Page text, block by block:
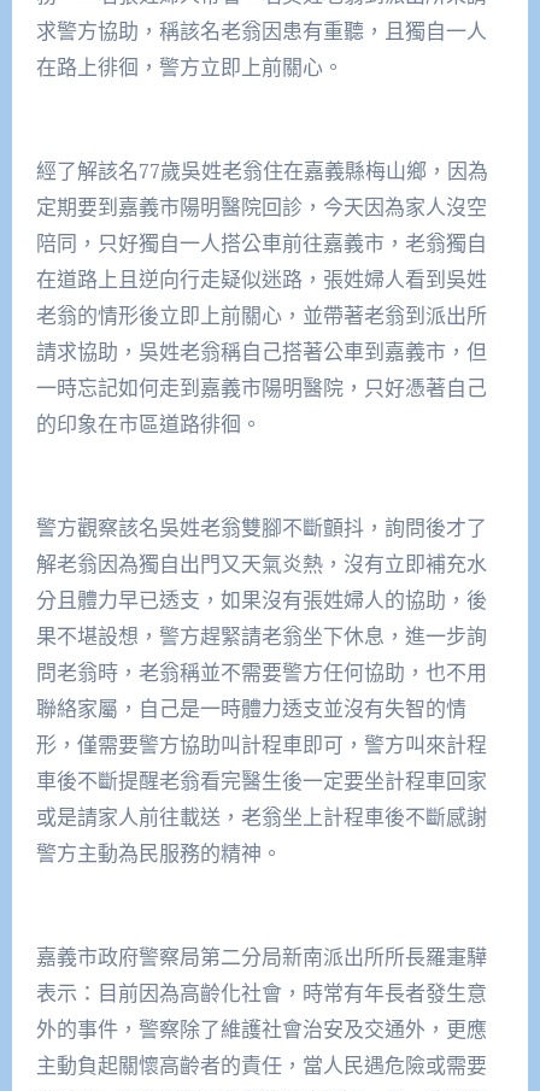
求警方協助，稱該名老翁因患有重聽，且獨自一人
在路上徘徊，警方立即上前關心。
經了解該名77歲吳姓老翁住在嘉義縣梅山鄉，因為
定期要到嘉義市陽明醫院回診，今天因為家人沒空
陪同，只好獨自一人搭公車前往嘉義市，老翁獨自
在道路上且逆向行走疑似迷路，張姓婦人看到吳姓
老翁的情形後立即上前關心，並帶著老翁到派出所
請求協助，吳姓老翁稱自己搭著公車到嘉義市，但
一時忘記如何走到嘉義市陽明醫院，只好憑著自己
的印象在市區道路徘徊。
警方觀察該名吳姓老翁雙腳不斷顫抖，詢問後才了
解老翁因為獨自出門又天氣炎熱，沒有立即補充水
分且體力早已透支，如果沒有張姓婦人的協助，後
果不堪設想，警方趕緊請老翁坐下休息，進一步詢
問老翁時，老翁稱並不需要警方任何協助，也不用
聯絡家屬，自己是一時體力透支並沒有失智的情
形，僅需要警方協助叫計程車即可，警方叫來計程
車後不斷提醒老翁看完醫生後一定要坐計程車回家
或是請家人前往載送，老翁坐上計程車後不斷感謝
警方主動為民服務的精神。
嘉義市政府警察局第二分局新南派出所所長羅寁驊
表示：目前因為高齡化社會，時常有年長者發生意
外的事件，警察除了維護社會治安及交通外，更應
主動負起關懷高齡者的責任，當人民遇危險或需要